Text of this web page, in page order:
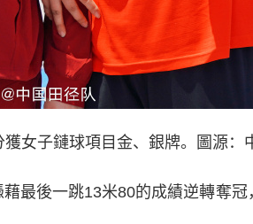
女子鏈球項目金、銀牌。圖源：
後一跳13米80的成績逆轉奪冠